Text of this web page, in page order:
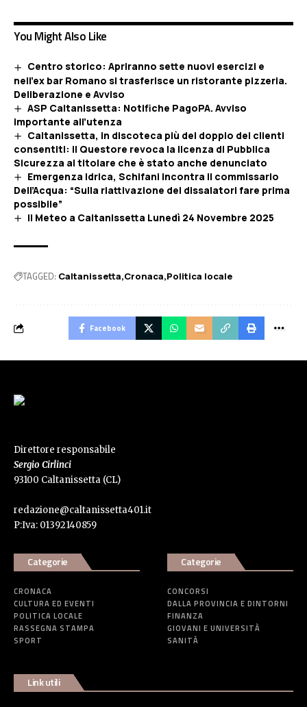
You Might Also Like
Centro storico: Apriranno sette nuovi esercizi e
nell’ex bar Romano si trasferisce un ristorante pizzeria.
Deliberazione e Avviso
ASP Caltanissetta: Notifiche PagoPA. Avviso
importante all’utenza
Caltanissetta, in discoteca più del doppio dei clienti
consentiti: il Questore revoca la licenza di Pubblica
Sicurezza al titolare che è stato anche denunciato
Emergenza idrica, Schifani incontra il commissario
Dell’Acqua: “Sulla riattivazione dei dissalatori fare prima
possibile”
Il Meteo a Caltanissetta Lunedì 24 Novembre 2025
TAGGED: Caltanissetta Cronaca Politica locale
Facebook
Direttore responsabile
Sergio Cirlinci
93100 Caltanissetta (CL)
redazione@caltanissetta401.it
P:Iva: 01392140859
Categorie
CRONACA
CULTURA ED EVENTI
POLITICA LOCALE
RASSEGNA STAMPA
SPORT
Categorie
CONCORSI
DALLA PROVINCIA E DINTORNI
FINANZA
GIOVANI E UNIVERSITÀ
SANITÀ
Link utili